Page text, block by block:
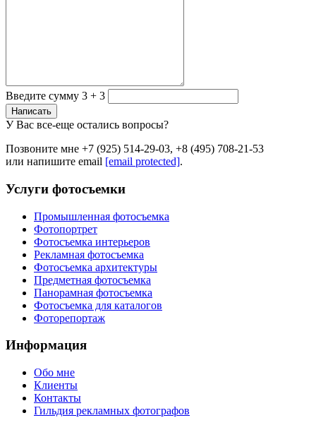
Введите сумму 3 + 3
Написать
У Вас все-еще остались вопросы?
Позвоните мне +7 (925) 514-29-03, +8 (495) 708-21-53
или напишите email [email protected].
Услуги фотосъемки
Промышленная фотосъемка
Фотопортрет
Фотосъемка интерьеров
Рекламная фотосъемка
Фотосъемка архитектуры
Предметная фотосъемка
Панорамная фотосъемка
Фотосъемка для каталогов
Фоторепортаж
Информация
Обо мне
Клиенты
Контакты
Гильдия рекламных фотографов